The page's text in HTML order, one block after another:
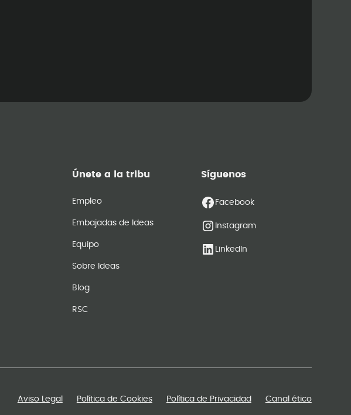
Únete a la tribu
Empleo
Embajadas de Ideas
Equipo
Sobre Ideas
Blog
RSC
Síguenos
Facebook
Instagram
LinkedIn
Aviso Legal Política de Cookies Política de Privacidad Canal ético
proyectos